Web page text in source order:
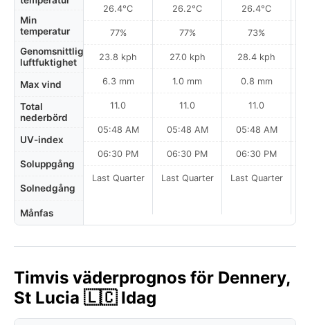
Min
temperatur
Genomsnittlig
luftfuktighet
Max vind
Total
nederbörd
UV-index
Soluppgång
Solnedgång
Månfas
26.4°C
77%
23.8 kph
6.3 mm
11.0
05:48 AM
06:30 PM
Last Quarter
26.2°C
77%
27.0 kph
1.0 mm
11.0
05:48 AM
06:30 PM
Last Quarter
26.4°C
73%
28.4 kph
0.8 mm
11.0
05:48 AM
06:30 PM
Last Quarter
Timvis väderprognos för Dennery,
St Lucia 🇱🇨 Idag